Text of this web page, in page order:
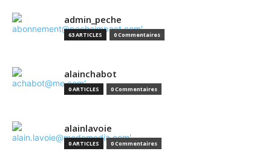
admin_peche
63 ARTICLES 0 Commentaires
alainchabot
0 ARTICLES 0 Commentaires
alainlavoie
0 ARTICLES 0 Commentaires